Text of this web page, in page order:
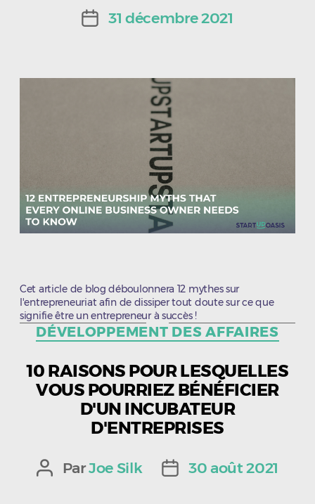
de
Date31 décembre 2021
Cet article de blog déboulonnera 12 mythes sur
l'entrepreneuriat afin de dissiper tout doute sur ce que
signifie être un entrepreneur à succès !
Catégories
DÉVELOPPEMENT DES AFFAIRES
10 RAISONS POUR LESQUELLES
VOUS POURRIEZ BÉNÉFICIER
D'UN INCUBATEUR
D'ENTREPRISES
Auteur
ParJoe Silk
Date30 août 2021